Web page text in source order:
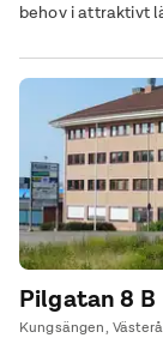
behov i attraktivt
Pilgatan 8 B
Kungsängen,